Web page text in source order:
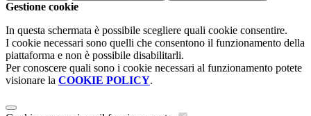
Gestione cookie
In questa schermata è possibile scegliere quali cookie consentire.
I cookie necessari sono quelli che consentono il funzionamento della
piattaforma e non è possibile disabilitarli.
Per conoscere quali sono i cookie necessari al funzionamento potete
visionare la COOKIE POLICY.